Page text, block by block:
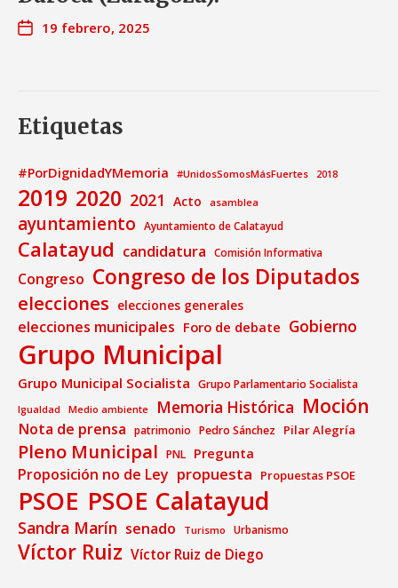
19 febrero, 2025
Etiquetas
#PorDignidadYMemoria #UnidosSomosMásFuertes 2018
2019 2020 2021 Acto asamblea
ayuntamiento Ayuntamiento de Calatayud
Calatayud candidatura Comisión Informativa
Congreso Congreso de los Diputados
elecciones elecciones generales
elecciones municipales Foro de debate Gobierno
Grupo Municipal
Grupo Municipal Socialista Grupo Parlamentario Socialista
Igualdad Medio ambiente Memoria Histórica Moción
Nota de prensa patrimonio Pedro Sánchez Pilar Alegría
Pleno Municipal PNL Pregunta
Proposición no de Ley propuesta Propuestas PSOE
PSOE PSOE Calatayud
Sandra Marín senado Turismo Urbanismo
Víctor Ruiz Víctor Ruiz de Diego